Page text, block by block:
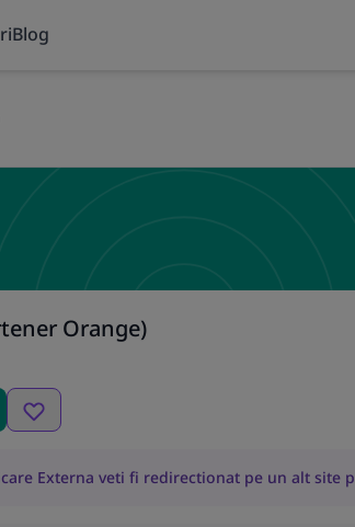
Blog
Orange)
Externa veti fi redirectionat pe un alt site